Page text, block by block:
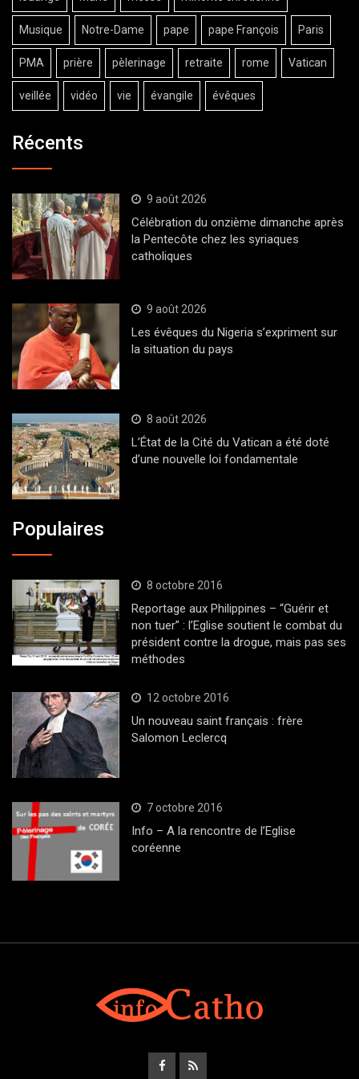
Musique Notre-Dame pape pape François Paris
PMA prière pèlerinage retraite rome Vatican
veillée vidéo vie évangile évêques
Récents
9 août 2026
Célébration du onzième dimanche après
la Pentecôte chez les syriaques
catholiques
9 août 2026
Les évêques du Nigeria s’expriment sur
la situation du pays
8 août 2026
L’État de la Cité du Vatican a été doté
d’une nouvelle loi fondamentale
Populaires
8 octobre 2016
Reportage aux Philippines – “Guérir et
non tuer” : l’Eglise soutient le combat du
président contre la drogue, mais pas ses
méthodes
12 octobre 2016
Un nouveau saint français : frère
Salomon Leclercq
7 octobre 2016
Info – A la rencontre de l’Eglise
coréenne